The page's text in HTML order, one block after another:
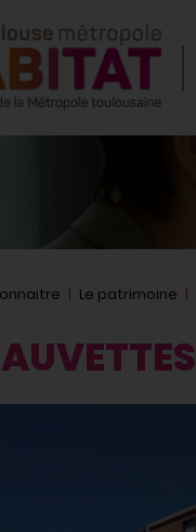
Le patrimoine